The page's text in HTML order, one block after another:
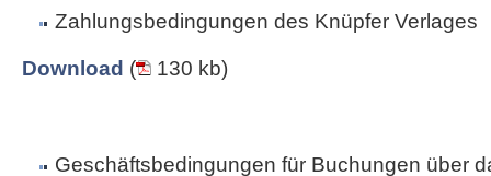
Zahlungsbedingungen des Knüpfer Verlages
Download ( 130 kb)
Geschäftsbedingungen für Buchungen über